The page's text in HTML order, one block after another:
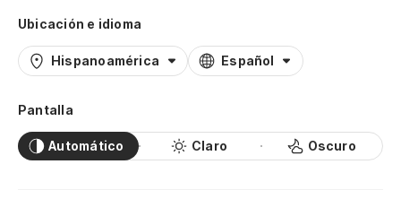
Ubicación e idioma
Hispanoamérica Español
Pantalla
Automático Claro Oscuro